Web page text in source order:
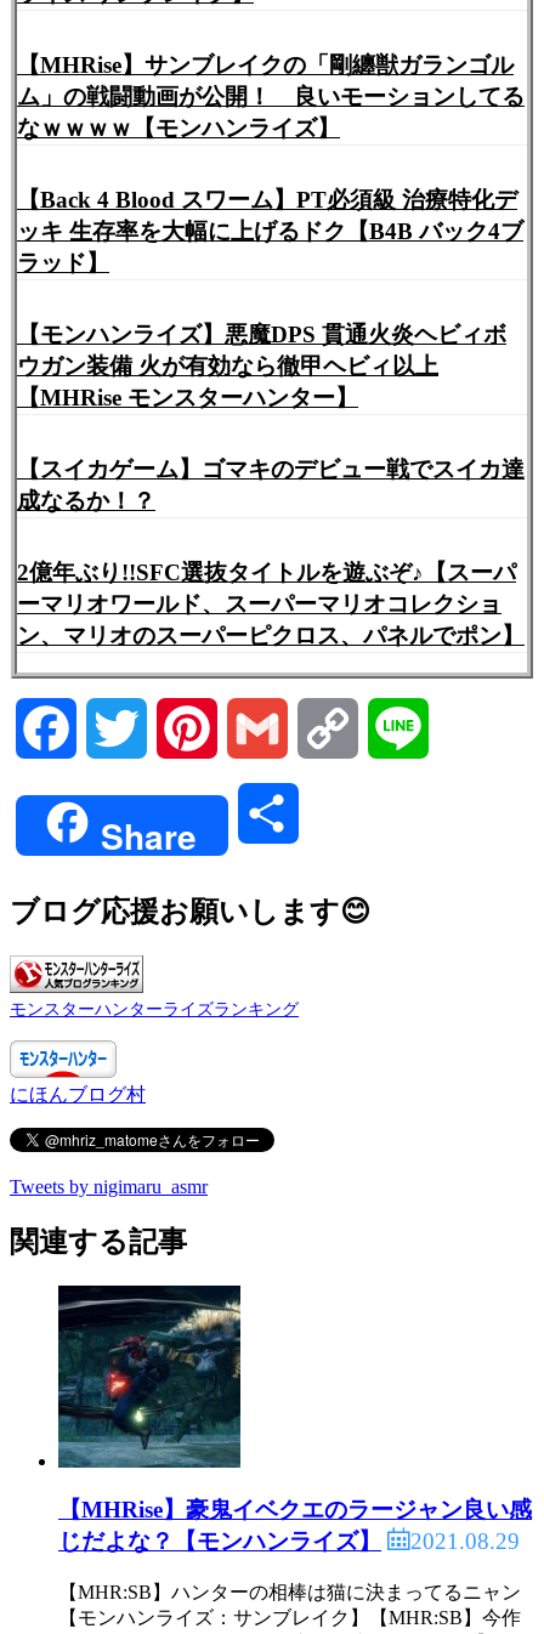
【MHRise】サンブレイクの「剛纏獣ガランゴル
ム」の戦闘動画が公開！ 良いモーションしてる
なｗｗｗｗ【モンハンライズ】
【Back 4 Blood スワーム】PT必須級 治療特化デ
ッキ 生存率を大幅に上げるドク【B4B バック4ブ
ラッド】
【モンハンライズ】悪魔DPS 貫通火炎ヘビィボ
ウガン装備 火が有効なら徹甲ヘビィ以上
【MHRise モンスターハンター】
【スイカゲーム】ゴマキのデビュー戦でスイカ達
成なるか！？
2億年ぶり!!SFC選抜タイトルを遊ぶぞ♪【スーパ
ーマリオワールド、スーパーマリオコレクショ
ン、マリオのスーパーピクロス、パネルでポン】
Facebook Twitter Pinterest Gmail Copy
Share
ブログ応援お願いします😊
モンスターハンターライズランキング
にほんブログ村
Tweets by nigimaru_asmr
関連する記事
【MHRise】豪鬼イベクエのラージャン良い感
じだよな？【モンハンライズ】
2021.08.29
【MHR:SB】ハンターの相棒は猫に決まってるニャン
【モンハンライズ：サンブレイク】【MHR:SB】今作